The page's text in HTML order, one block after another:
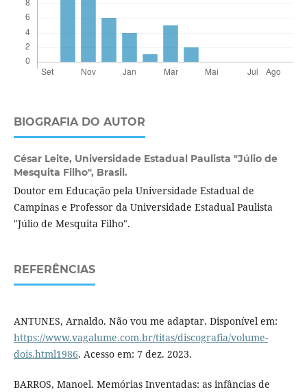
BIOGRAFIA DO AUTOR
César Leite, Universidade Estadual Paulista "Júlio de
Mesquita Filho", Brasil.
Doutor em Educação pela Universidade Estadual de
Campinas e Professor da Universidade Estadual Paulista
"Júlio de Mesquita Filho".
REFERÊNCIAS
ANTUNES, Arnaldo. Não vou me adaptar. Disponível em:
https://www.vagalume.com.br/titas/discografia/volume-
dois.html1986. Acesso em: 7 dez. 2023.
BARROS, Manoel. Memórias Inventadas: as infâncias de